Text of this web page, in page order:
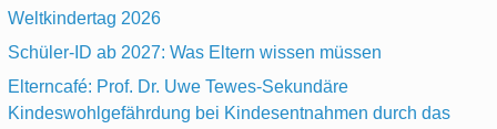
Weltkindertag 2026
Schüler-ID ab 2027: Was Eltern wissen müssen
Elterncafé: Prof. Dr. Uwe Tewes-Sekundäre
Kindeswohlgefährdung bei Kindesentnahmen durch das